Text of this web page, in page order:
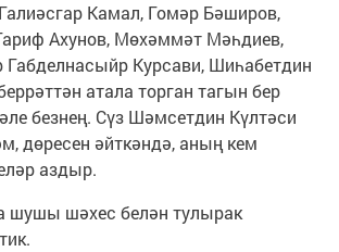
Камал, Гомәр Бәширов,
Ахунов, Мөхәммәт Мәһдиев,
Габделнасыйр Курсави, Шиһабетдин
атала торган тагын бер
безнең. Сүз Шәмсетдин Күлтәси
дөресен әйткәндә, аның кем
аздыр.
шушы шәхес белән тулырак